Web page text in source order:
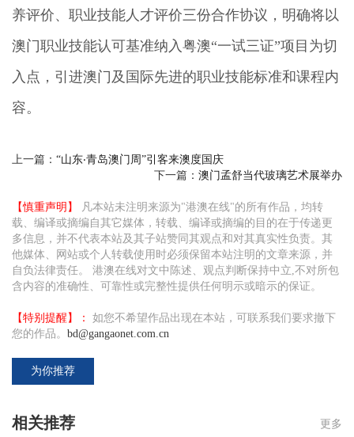
养评价、职业技能人才评价三份合作协议，明确将以
澳门职业技能认可基准纳入粤澳“一试三证”项目为切
入点，引进澳门及国际先进的职业技能标准和课程内
容。
上一篇： “山东‧青岛澳门周”引客来澳度国庆
下一篇： 澳门孟舒当代玻璃艺术展举办
【慎重声明】
凡本站未注明来源为"港澳在线"的所有作品，均转
载、编译或摘编自其它媒体，转载、编译或摘编的目的在于传递更
多信息，并不代表本站及其子站赞同其观点和对其真实性负责。其
他媒体、网站或个人转载使用时必须保留本站注明的文章来源，并
自负法律责任。 港澳在线对文中陈述、观点判断保持中立,不对所包
含内容的准确性、可靠性或完整性提供任何明示或暗示的保证。
【特别提醒】：
如您不希望作品出现在本站，可联系我们要求撤下
您的作品。 bd@gangaonet.com.cn
为你推荐
相关推荐 更多